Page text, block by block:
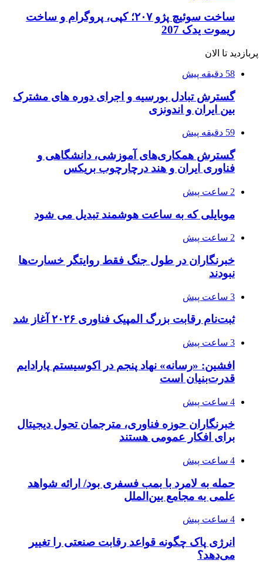
ساخت سوئیچ پژو ۲۰۷؛ کپی، پروگرام و ساخت
ریموت یدک 207
پربازدید تا الان
58 دقیقه پیش
گسترش تبادل بورسیه و اجرای دوره های مشترک
بین ایران و اندونزی
59 دقیقه پیش
گسترش همکاری‌های آموزشی، دانشگاهی و
فناوری ایران و هند درچارچوب بریکس
2 ساعت پیش
موبایلی که به ساعت هوشمند تبدیل می شود
2 ساعت پیش
خبرنگاران در طول جنگ فقط روایتگر خسارت‌ها
نبودند
3 ساعت پیش
ثبت‌نام رقابت بزرگ المپیک فناوری ۲۰۲۶ آغاز شد
3 ساعت پیش
افشین: «رسانه» نهاد پنجم در اکوسیستم پارادایم
قدرت‌بنیان است
4 ساعت پیش
خبرنگاران حوزه فناوری، مترجمان تحول دیجیتال
برای افکار عمومی هستند
4 ساعت پیش
حمله به لامرد با بمب فسفری بود/ ارائه شواهد
علمی به مجامع بین‌الملل
4 ساعت پیش
انرژی پاک چگونه قواعد رقابت صنعتی را تغییر
می‌دهد؟